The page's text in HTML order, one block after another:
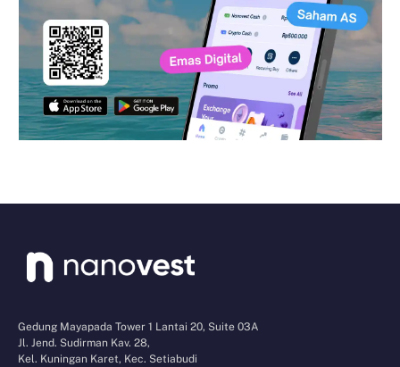
Gedung Mayapada Tower 1 Lantai 20, Suite 03A
Jl. Jend. Sudirman Kav. 28,
Kel. Kuningan Karet, Kec. Setiabudi